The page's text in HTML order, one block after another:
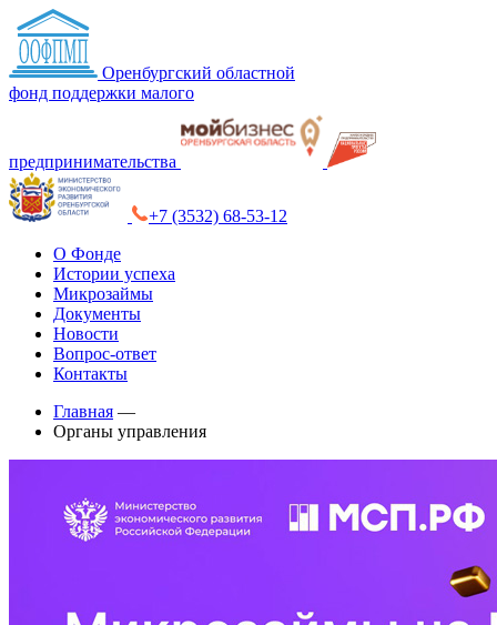
Оренбургский областной
фонд поддержки малого
предпринимательства
+7 (3532) 68-53-12
О Фонде
Истории успеха
Микрозаймы
Документы
Новости
Вопрос-ответ
Контакты
Главная —
Органы управления